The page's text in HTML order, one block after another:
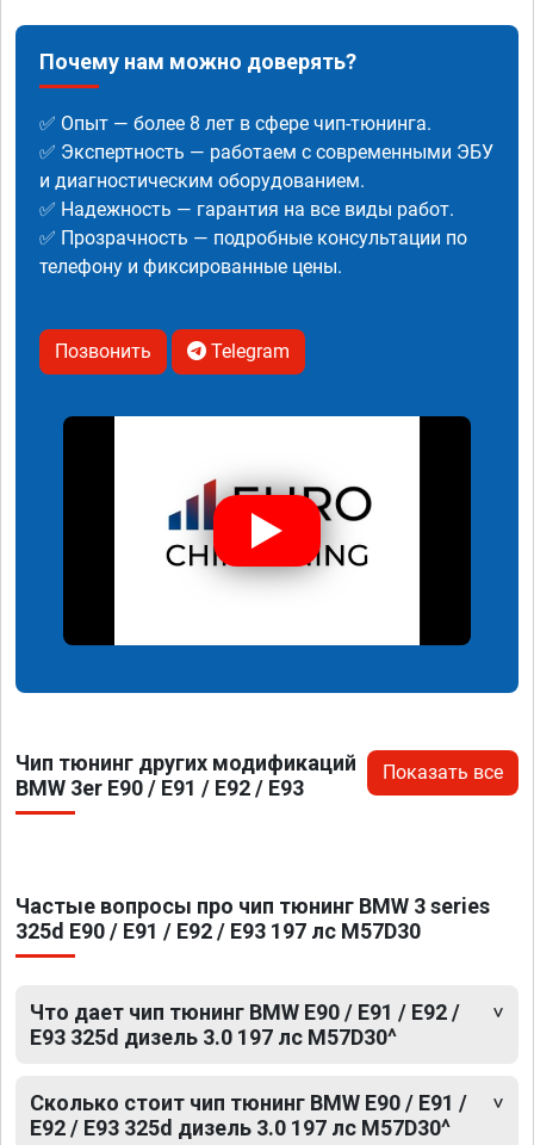
Почему нам можно доверять?
✅ Опыт — более 8 лет в сфере чип-тюнинга.
✅ Экспертность — работаем с современными ЭБУ
и диагностическим оборудованием.
✅ Надежность — гарантия на все виды работ.
✅ Прозрачность — подробные консультации по
телефону и фиксированные цены.
Позвонить Telegram
Чип тюнинг других модификаций
BMW 3er E90 / E91 / E92 / E93
Показать все
Частые вопросы про чип тюнинг BMW 3 series
325d E90 / E91 / E92 / E93 197 лс M57D30
Что дает чип тюнинг BMW E90 / E91 / E92 /
E93 325d дизель 3.0 197 лс M57D30^
Сколько стоит чип тюнинг BMW E90 / E91 /
E92 / E93 325d дизель 3.0 197 лс M57D30^